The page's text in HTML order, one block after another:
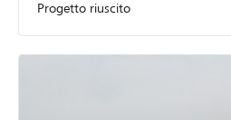
Progetto riuscito